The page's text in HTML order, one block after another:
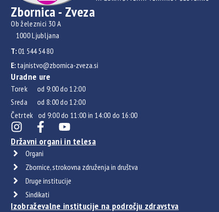
Zbornica - Zveza
Ob železnici 30 A
1000 Ljubljana
T:01 544 54 80
E: tajnistvo@zbornica-zveza.si
Uradne ure
Torek od 9:00 do 12:00
Sreda od 8:00 do 12:00
Četrtek od 9:00 do 11:00 in 14:00 do 16:00
Državni organi in telesa
Organi
Zbornice, strokovna združenja in društva
Druge institucije
Sindikati
Izobraževalne institucije na področju zdravstva